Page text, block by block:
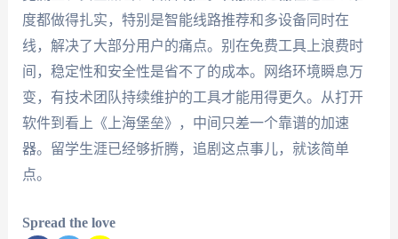
度都做得扎实，特别是智能线路推荐和多设备同时在
线，解决了大部分用户的痛点。别在免费工具上浪费时
间，稳定性和安全性是省不了的成本。网络环境瞬息万
变，有技术团队持续维护的工具才能用得更久。从打开
软件到看上《上海堡垒》，中间只差一个靠谱的加速
器。留学生涯已经够折腾，追剧这点事儿，就该简单
点。
Spread the love